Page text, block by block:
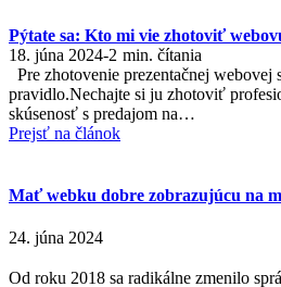
Pýtate sa: Kto mi vie zhotoviť
18. júna 2024-2 min. čítania
Pre zhotovenie prezentačnej webovej
pravidlo.Nechajte si ju zhotoviť
skúsenosť s predajom na…
Prejsť na článok
Mať webku dobre zobrazujúcu na
24. júna 2024
Od roku 2018 sa radikálne zmenilo